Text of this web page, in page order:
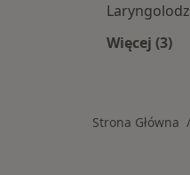
Więcej (3)
Strona Główna